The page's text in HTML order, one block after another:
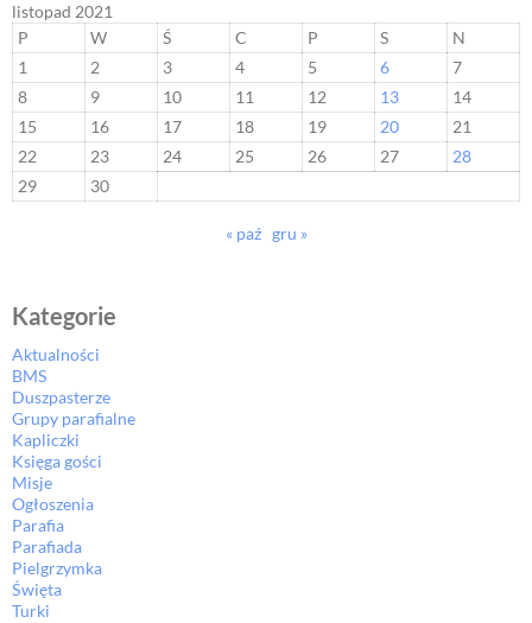
listopad 2021
P
W Ś C P S
N
1
2 3 4 5 6
7
8
9 10 11 12 13
14
15
16 17 18 19 20
21
22
23 24 25 26 27
28
29
30
« paź gru »
Kategorie
Aktualności
BMS
Duszpasterze
Grupy parafialne
Kapliczki
Księga gości
Misje
Ogłoszenia
Parafia
Parafiada
Pielgrzymka
Święta
Turki